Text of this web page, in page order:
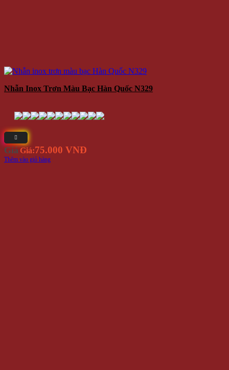
Nhẫn Inox Trơn Màu Bạc Hàn Quốc N329
Giá Giá:75.000 VNĐ
Thêm vào giỏ hàng